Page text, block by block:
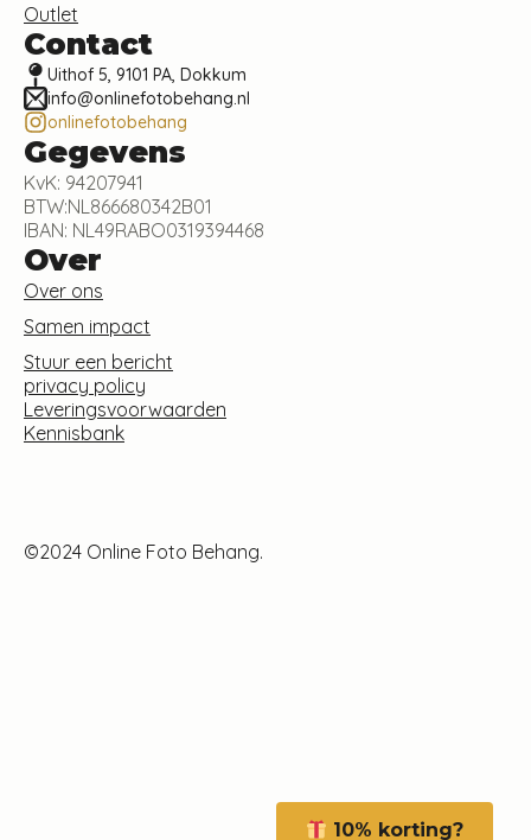
10% korting?
Outlet
Contact
Uithof 5, 9101 PA, Dokkum
info@onlinefotobehang.nl
onlinefotobehang
Gegevens
KvK: 94207941
BTW:NL866680342B01
IBAN: NL49RABO0319394468
Over
Over ons
Samen impact
Stuur een bericht
privacy policy
Leveringsvoorwaarden
Kennisbank
©2024 Online Foto Behang.